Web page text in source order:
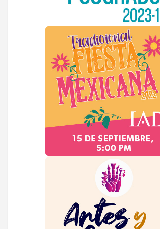
Fiesta Mexicana del
IADA
VER MÁS
Artes y Oficios
Inscripciones abiertas